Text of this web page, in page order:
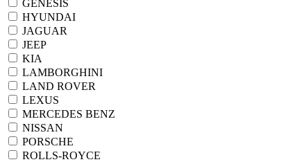
GENESIS
HYUNDAI
JAGUAR
JEEP
KIA
LAMBORGHINI
LAND ROVER
LEXUS
MERCEDES BENZ
NISSAN
PORSCHE
ROLLS-ROYCE